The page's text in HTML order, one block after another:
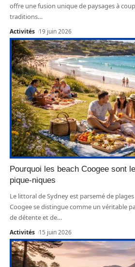
offre une fusion unique de paysages à
traditions…
Activités 19 juin 2026
Pourquoi les beach Coogee sont
pique-niques
Le littoral de Sydney est parsemé de
Coogee se distingue comme un véritable
de détente et de…
Activités 15 juin 2026